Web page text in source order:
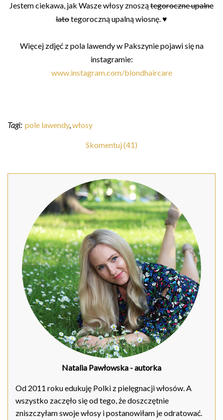
Jestem ciekawa, jak Wasze włosy znoszątegoroczne upalne
latotegoroczną upalną wiosnę. ♥
Więcej zdjęć z pola lawendy w Pakszynie pojawi się na
instagramie:
www.instagram.com/blondhaircare
Tagi: pole lawendy,włosy
Skomentuj (41)
Natalia Pawłowska - autorka
Od 2011 roku edukuję Polki z pielęgnacji włosów. A
wszystko zaczęło się od tego, że doszczętnie
zniszczyłam swoje włosy i postanowiłam je odratować.